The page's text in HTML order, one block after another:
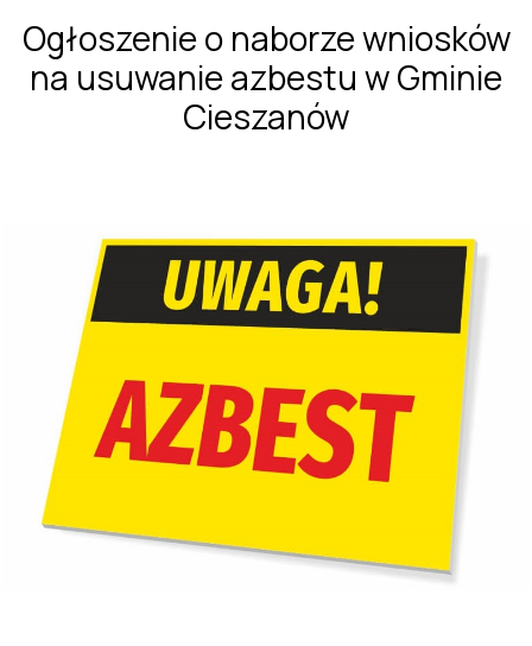
Ogłoszenie o naborze wniosków
na usuwanie azbestu w Gminie
Cieszanów